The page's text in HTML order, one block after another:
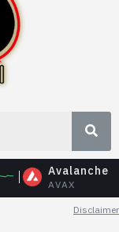
Avalanche
AVAX
$USD
Disclaimer